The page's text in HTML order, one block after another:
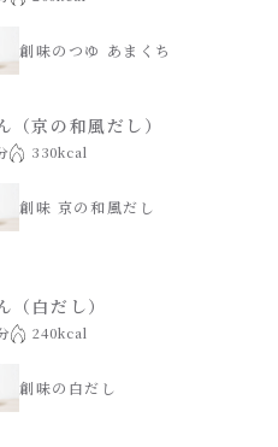
ロネーゼ
創味のつゆ あまくち
（京の和風だし）
330kcal
創味 京の和風だし
（白だし）
240kcal
創味の白だし